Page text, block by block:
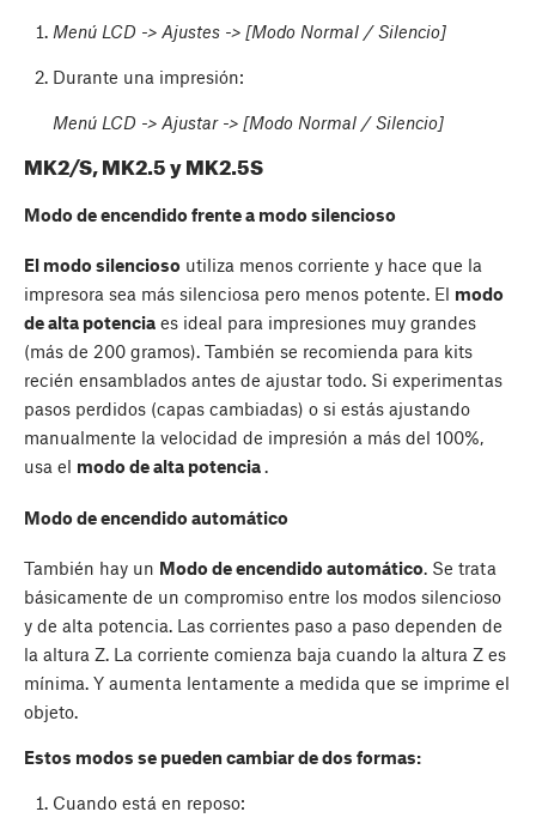
Menú LCD -> Ajustes -> [Modo Normal / Silencio]
Durante una impresión:
Menú LCD -> Ajustar -> [Modo Normal / Silencio]
MK2/S, MK2.5 y MK2.5S
Modo de encendido frente a modo silencioso
El modo silencioso utiliza menos corriente y hace que la
impresora sea más silenciosa pero menos potente. El modo
de alta potencia es ideal para impresiones muy grandes
(más de 200 gramos). También se recomienda para kits
recién ensamblados antes de ajustar todo. Si experimentas
pasos perdidos (capas cambiadas) o si estás ajustando
manualmente la velocidad de impresión a más del 100%,
usa el modo de alta potencia.
Modo de encendido automático
También hay un Modo de encendido automático. Se trata
básicamente de un compromiso entre los modos silencioso
y de alta potencia. Las corrientes paso a paso dependen de
la altura Z. La corriente comienza baja cuando la altura Z es
mínima. Y aumenta lentamente a medida que se imprime el
objeto.
Estos modos se pueden cambiar de dos formas:
Cuando está en reposo: